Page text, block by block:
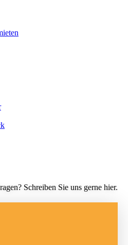
Schreiben Sie uns gerne hier.